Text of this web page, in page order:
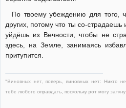
По твоему убеждению для того,
других, потому что ты со-
уйдёшь из Вечности, чтобы не
здесь, на Земле, занимаясь
притупится.
"Виновных нет, поверь, виновных нет: Никто
тебе любого оправдать, поскольку рот могу